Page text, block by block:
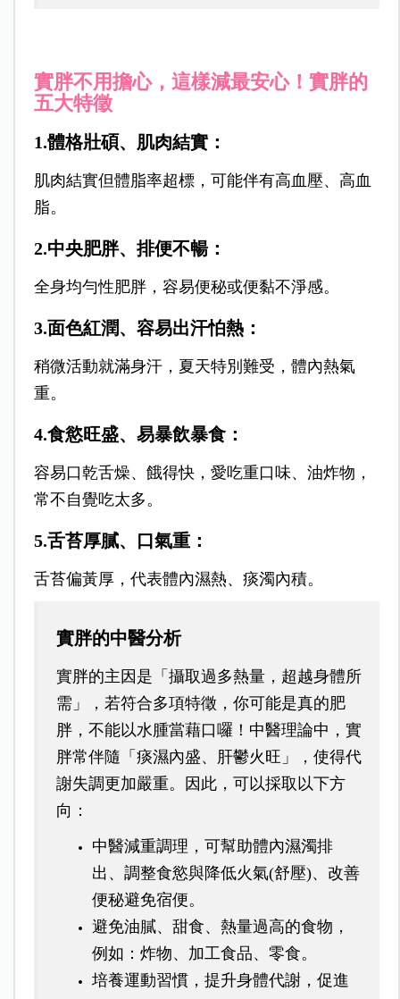
實胖不用擔心，這樣減最安心！實胖的
五大特徵
1.體格壯碩、肌肉結實：
肌肉結實但體脂率超標，可能伴有高血壓、高血
脂。
2.中央肥胖、排便不暢：
全身均勻性肥胖，容易便秘或便黏不淨感。
3.面色紅潤、容易出汗怕熱：
稍微活動就滿身汗，夏天特別難受，體內熱氣
重。
4.食慾旺盛、易暴飲暴食：
容易口乾舌燥、餓得快，愛吃重口味、油炸物，
常不自覺吃太多。
5.舌苔厚膩、口氣重：
舌苔偏黃厚，代表體內濕熱、痰濁內積。
實胖的中醫分析
實胖的主因是「攝取過多熱量，超越身體所
需」，若符合多項特徵，你可能是真的肥
胖，不能以水腫當藉口囉！中醫理論中，實
胖常伴隨「痰濕內盛、肝鬱火旺」，使得代
謝失調更加嚴重。因此，可以採取以下方
向：
中醫減重調理，可幫助體內濕濁排
出、調整食慾與降低火氣(舒壓)、改善
便秘避免宿便。
避免油膩、甜食、熱量過高的食物，
例如：炸物、加工食品、零食。
培養運動習慣，提升身體代謝，促進